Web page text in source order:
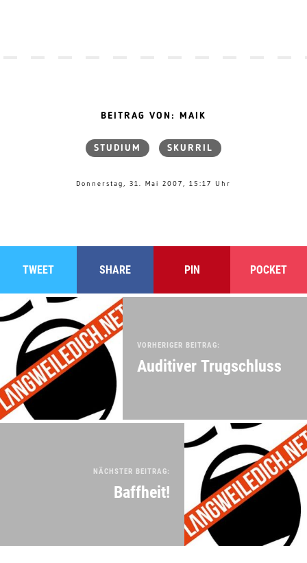
BEITRAG VON: MAIK
STUDIUM SKURRIL
Donnerstag, 31. Mai 2007, 15:17 Uhr
TWEET SHARE PIN POCKET
VORHERIGER BEITRAG:
Auditiver Trugschluss
NÄCHSTER BEITRAG:
Baffheit!